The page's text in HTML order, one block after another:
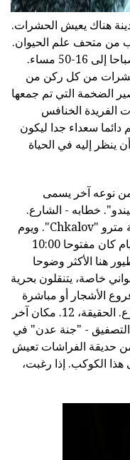
هناك يعيش الحشرات.
الحاجز، 1، بالقرب من متحف علم الحيوان.
وتدفع مدخله، وساعات العمل من 11 صباحا إلى 16-50 مساء.
من كل ركن من
الضخمة التي تم جمعها
الفريدة الخنافس
دائما سعداء جدا ليكون
ينظر إليه في الحياة
نوعه آخر يسمى
خطابه - الشارع.
Ropshinskoye، 17. الاتجاهات - محطة مترو "Chkalov". ويوم
الاثنين هو يوم عطلة، وعلى غيره من الأيام كان مفتوحا 10:00
هنا الأكثر وضوحا
خاصة، يتنقلون بحرية
الأشجار أو مباشرة
للزوار. هذه الحديقة لديها فرع في الشارع. الحقيقة، 12. مكان آخر
- "جنة عدن" في
ثلاثة من حديقة الفراشات تعيش
هذا الكوكب. إذا رغبت،